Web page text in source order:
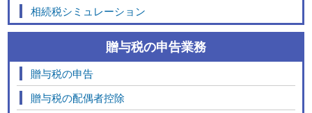
相続税シミュレーション
贈与税の申告業務
贈与税の申告
贈与税の配偶者控除